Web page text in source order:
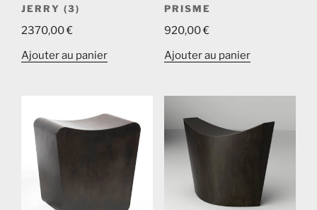
JERRY (3)
2370,00€
Ajouter au panier
PRISME
920,00€
Ajouter au panier